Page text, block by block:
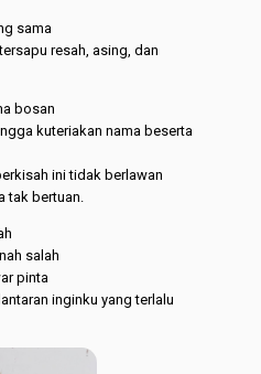
sama
resah, asing, dan
bosan
kuteriakan nama beserta
ini tidak berlawan
tak bertuan.
salah
pinta
inginku yang terlalu